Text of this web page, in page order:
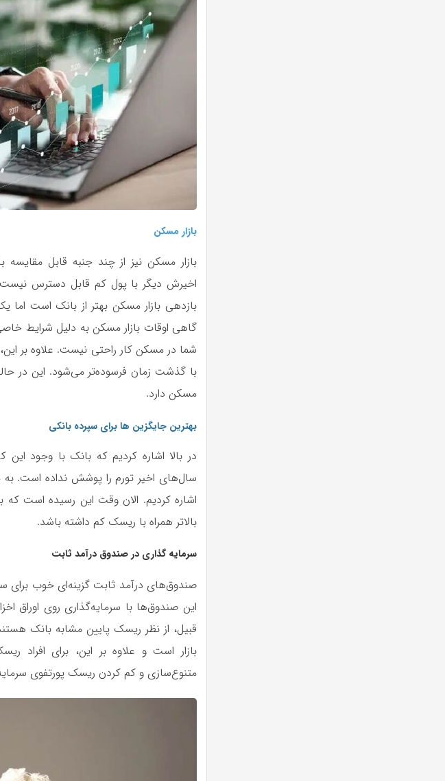
بازار مسکن
بازار مسکن نیز از چند جنبه قابل
اخیرش دیگر با پول کم قابل دسترس
بازدهی بازار مسکن بهتر از بانک است اما
گاهی اوقات بازار مسکن به دلیل شرایط
شما در مسکن کار راحتی نیست. علاوه بر
با گذشت زمان فرسوده‌تر می‌شود. این در
مسکن دارد.
بهترین جایگزین ها برای سپرده بانکی
در بالا اشاره کردیم که بانک با وجود
سال‌های اخیر تورم را پوشش نداده است. به
اشاره کردیم. الان وقت این رسیده است که
بالاتر همراه با ریسک کم داشته باشد.
سرمایه گذاری در صندوق درآمد ثابت
صندوق‌های درآمد ثابت گزینه‌ای خوب برای
این صندوق‌ها با سرمایه‌گذاری روی اوراق
قبیل، از نظر ریسک پایین مشابه بانک
بازار است و علاوه بر این، برای افراد
متنوع‌سازی و کم کردن ریسک پورتفوی